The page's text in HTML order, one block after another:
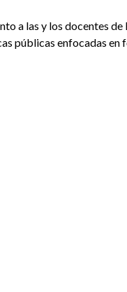
a las y los docentes
públicas enfocadas